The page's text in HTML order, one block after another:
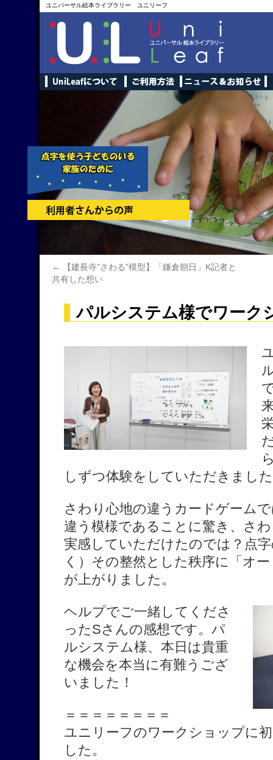
ユニバーサル絵本ライブラリー ユニリーフ
←
【建長寺”さわる”模型】「鎌倉朝日」K記者と
共有した想い
パルシステム様でワーク
しずつ体験をしていただきまし
さわり心地の違うカードゲーム
違う模様であることに驚き、さ
実感していただけたのでは？点
く）その整然とした秩序に「オ
が上がりました。
ヘルプでご一緒してくださ
ったSさんの感想です。パ
ルシステム様、本日は貴重
な機会を本当に有難うござ
いました！
＝＝＝＝＝＝＝＝
ユニリーフのワークショップに
した。